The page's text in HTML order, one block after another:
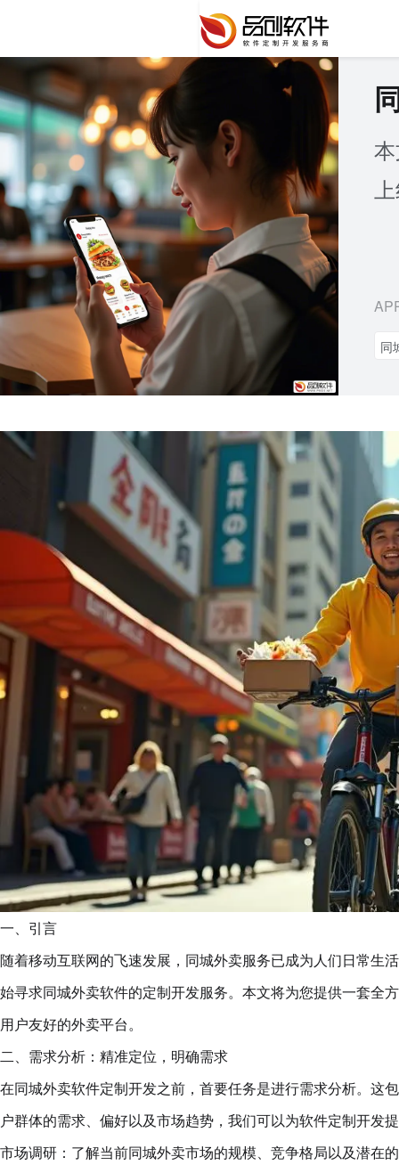
同
一、引言
随着移动互联网的飞速发展，同城外卖服务已成为人们日常生
始寻求同城外卖软件的定制开发服务。本文将为您提供一套全
用户友好的外卖平台。
二、需求分析：精准定位，明确需求
在同城外卖软件定制开发之前，首要任务是进行需求分析。这
户群体的需求、偏好以及市场趋势，我们可以为软件定制开发
市场调研：了解当前同城外卖市场的规模、竞争格局以及潜在